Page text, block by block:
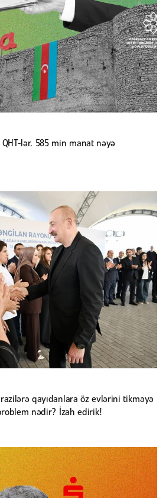
QHT-lər. 585 min manat nəyə
qayıdanlara öz evlərini tikməyə
nədir? İzah edirik!